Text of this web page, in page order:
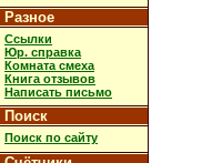
Разное
Ссылки
Юр. справка
Комната смеха
Книга отзывов
Написать письмо
Поиск
Поиск по сайту